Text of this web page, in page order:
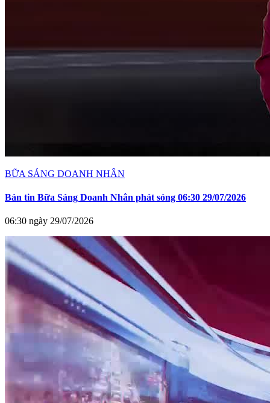
BỮA SÁNG DOANH NHÂN
Bản tin Bữa Sáng Doanh Nhân phát sóng 06:30 29/07/2026
06:30 ngày 29/07/2026